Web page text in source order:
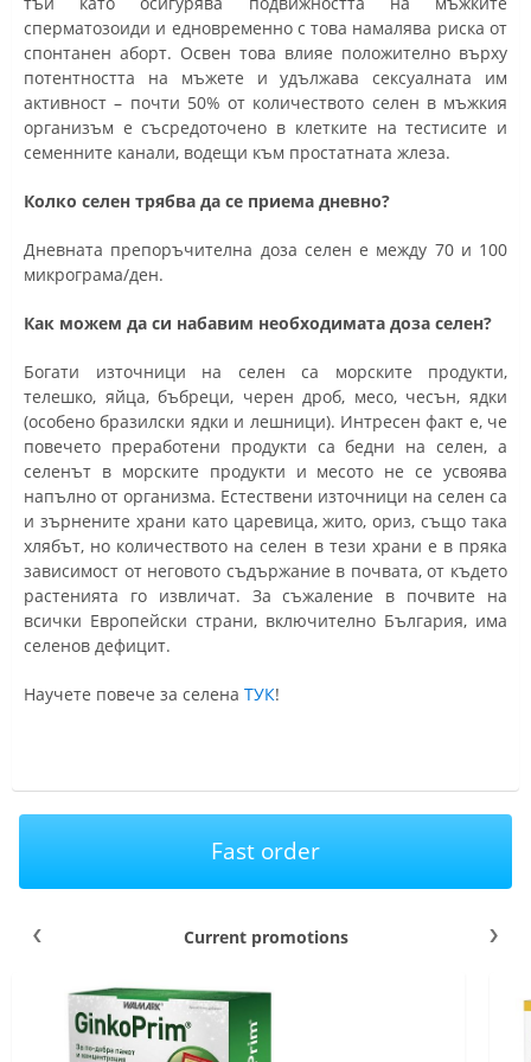
сперматозоиди и едновременно с това намалява риска от
спонтанен аборт. Освен това влияе положително върху
потентността на мъжете и удължава сексуалната им
активност – почти 50% от количеството селен в мъжкия
организъм е съсредоточено в клетките на тестисите и
семенните канали, водещи към простатната жлеза.
Колко селен трябва да се приема дневно?
Дневната препоръчителна доза селен е между 70 и 100
микрограма/ден.
Как можем да си набавим необходимата доза селен?
Богати източници на селен са морските продукти,
телешко, яйца, бъбреци, черен дроб, месо, чесън, ядки
(особено бразилски ядки и лешници). Интресен факт е, че
повечето преработени продукти са бедни на селен, а
селенът в морските продукти и месото не се усвоява
напълно от организма. Естествени източници на селен са
и зърнените храни като царевица, жито, ориз, също така
хлябът, но количеството на селен в тези храни е в пряка
зависимост от неговото съдържание в почвата, от където
растенията го извличат. За съжаление в почвите на
всички Европейски страни, включително България, има
селенов дефицит.
Научете повече за селена ТУК!
Fast order
Current promotions